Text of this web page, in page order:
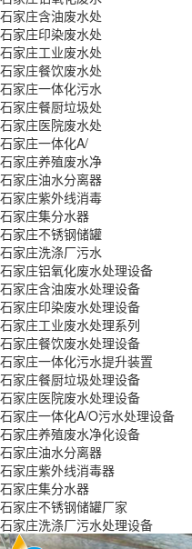
石家庄含油废水处
石家庄印染废水处
石家庄工业废水处
石家庄餐饮废水处
石家庄一体化污水
石家庄餐厨垃圾处
石家庄医院废水处
石家庄一体化A/
石家庄养殖废水净
石家庄油水分离器
石家庄紫外线消毒
石家庄集分水器
石家庄不锈钢储罐
石家庄洗涤厂污水
石家庄铝氧化废水处理设备
石家庄含油废水处理设备
石家庄印染废水处理设备
石家庄工业废水处理系列
石家庄餐饮废水处理设备
石家庄一体化污水提升装置
石家庄餐厨垃圾处理设备
石家庄医院废水处理设备
石家庄一体化A/O污水处理设备
石家庄养殖废水净化设备
石家庄油水分离器
石家庄紫外线消毒器
石家庄集分水器
石家庄不锈钢储罐厂家
石家庄洗涤厂污水处理设备